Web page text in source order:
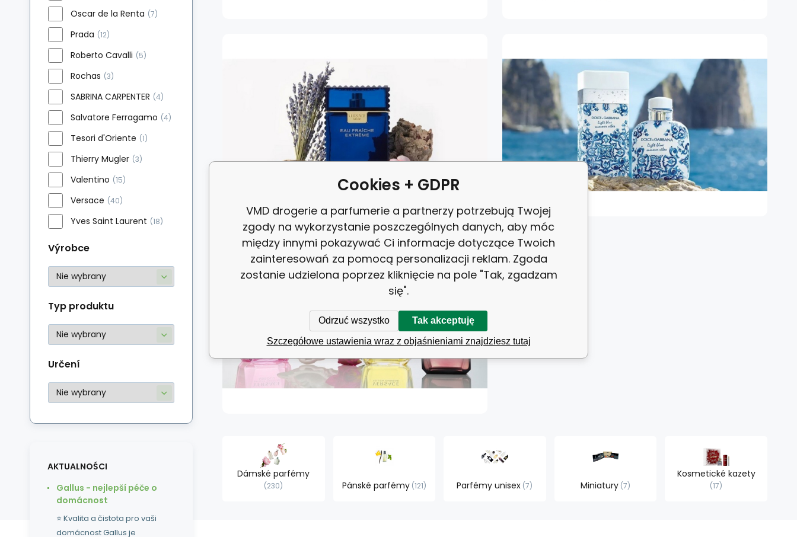
Dámské parfémy
230 Pánské parfémy 121 Parfémy unisex 7 Miniatury 7
Kosmetické kazety
17
Oscar de la Renta (7)
Prada (12)
Roberto Cavalli (5)
Rochas (3)
SABRINA CARPENTER (4)
Salvatore Ferragamo (4)
Tesori d'Oriente (1)
Thierry Mugler (3)
Valentino (15)
Versace (40)
Yves Saint Laurent (18)
Výrobce
Typ produktu
Určení
AKTUALNOŚCI
Gallus - nejlepší péče o
domácnost
⭐ Kvalita a čistota pro vaši
domácnost Gallus je
Cookies + GDPR
VMD drogerie a parfumerie a partnerzy potrzebują Twojej
zgody na wykorzystanie poszczególnych danych, aby móc
między innymi pokazywać Ci informacje dotyczące Twoich
zainteresowań za pomocą personalizacji reklam. Zgoda
zostanie udzielona poprzez kliknięcie na pole "Tak, zgadzam
się".
Odrzuć wszystko Tak akceptuję
Szczegółowe ustawienia wraz z objaśnieniami znajdziesz tutaj